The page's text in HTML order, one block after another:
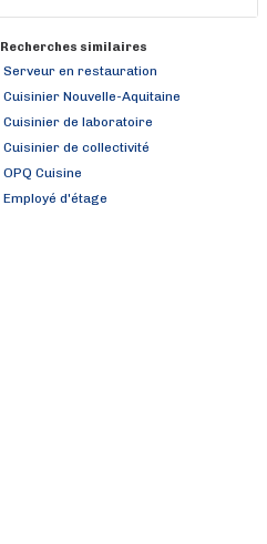
Recherches similaires
Serveur en restauration
Cuisinier Nouvelle-Aquitaine
Cuisinier de laboratoire
Cuisinier de collectivité
OPQ Cuisine
Employé d'étage